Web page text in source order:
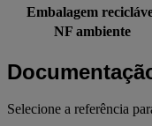
Embalagem
NF ambiente
Selecione a referência